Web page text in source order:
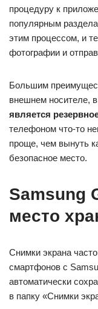
процедуру к
популярным
этим процессом, и
фотографии и
Большим
внешнем носителе,
является
телефоном что-то
проще, чем вынуть
безопасное место.
Samsung
место
Снимки экрана
смартфонов с
автоматически
в папку «Снимки